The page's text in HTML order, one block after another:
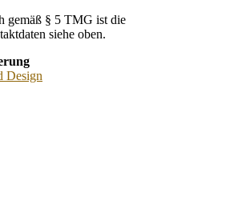
gemäß § 5 TMG ist die
siehe oben.
Design